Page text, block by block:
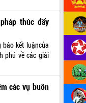
thúc đẩy
báo kết luậncủa
phủ về các giải
các vụ buôn